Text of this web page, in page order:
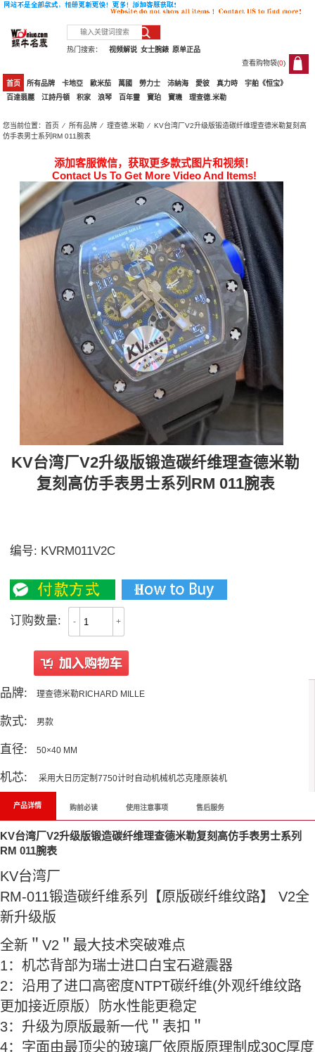
热门搜索： 原单正品
女士腕錶
视频解说
查看购物袋(0)
0
首页 所有品牌 卡地亞 歐米茄 萬國 勞力士 沛納海 愛彼 真力時
宇舶《恒宝》
百達翡麗
江詩丹頓 积家 浪琴 百年靈 寶珀 寶璣 理查德.米勒
您当前位置：首页 ⁄所有品牌 ⁄理查德.米勒 ⁄ KV台湾厂V2升级版锻造碳纤维理查德米勒复刻高
仿手表男士系列RM 011腕表
添加客服微信，获取更多款式图片和视频！
Contact Us To Get More Video And Items!
KV台湾厂V2升级版锻造碳纤维理查德米勒
复刻高仿手表男士系列RM 011腕表
编号: KVRM011V2C
订购数量: - +
品牌: 理查德米勒RICHARD MILLE
款式: 男款
直径: 50×40 MM
机芯: 采用大日历定制7750计时自动机械机芯克隆原装机
产品详情 购前必读 使用注意事项 售后服务
KV台湾厂V2升级版锻造碳纤维理查德米勒复刻高仿手表男士系列
RM 011腕表
KV台湾厂
RM-011锻造碳纤维系列【原版碳纤维纹路】 V2全
新升级版
全新＂V2＂最大技术突破难点
1：机芯背部为瑞士进口白宝石避震器
2：沿用了进口高密度NTPT碳纤维(外观纤维纹路
更加接近原版）防水性能更稳定
3：升级为原版最新一代＂表扣＂
4：字面由最顶尖的玻璃厂依原版原理制成30C厚度